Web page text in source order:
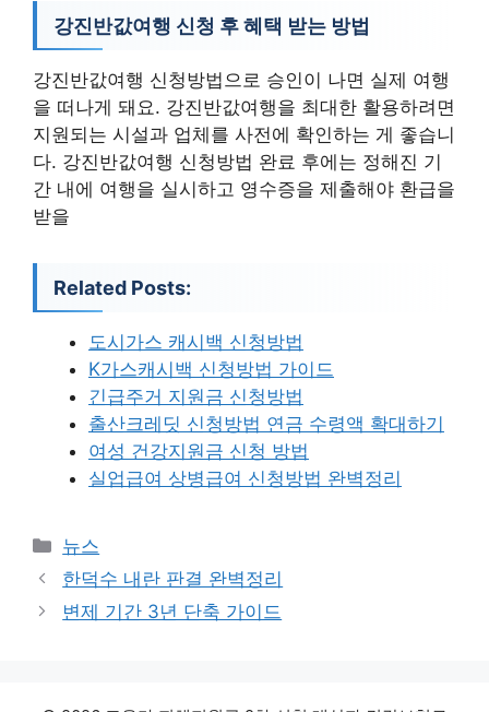
강진반값여행 신청 후 혜택 받는 방법
강진반값여행 신청방법으로 승인이 나면 실제 여행
을 떠나게 돼요. 강진반값여행을 최대한 활용하려면
지원되는 시설과 업체를 사전에 확인하는 게 좋습니
다. 강진반값여행 신청방법 완료 후에는 정해진 기
간 내에 여행을 실시하고 영수증을 제출해야 환급을
받을
Related Posts:
도시가스 캐시백 신청방법
K가스캐시백 신청방법 가이드
긴급주거 지원금 신청방법
출산크레딧 신청방법 연금 수령액 확대하기
여성 건강지원금 신청 방법
실업급여 상병급여 신청방법 완벽정리
카
테
리
뉴스
한덕수 내란 판결 완벽정리
변제 기간 3년 단축 가이드